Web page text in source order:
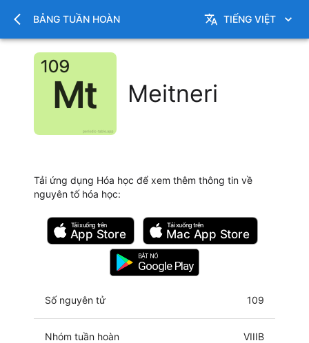
BẢNG TUẦN HOÀN TIẾNG VIỆT
Meitneri
Tải ứng dụng Hóa học để xem thêm thông tin về
nguyên tố hóa học:
Tải xuống trên
App Store
Tải xuống trên
Mac App Store
BẬT NÓ
Google Play
Số nguyên tử 109
Nhóm tuần hoàn VIIIB